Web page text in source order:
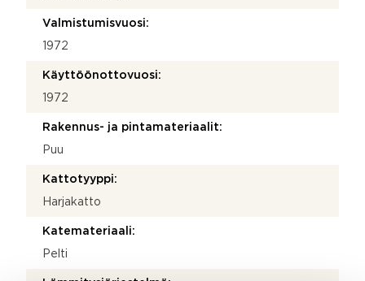
Valmistumisvuosi:
1972
Käyttöönottovuosi:
1972
Rakennus- ja pintamateriaalit:
Puu
Kattotyyppi:
Harjakatto
Katemateriaali:
Pelti